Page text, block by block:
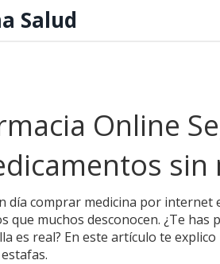
Salud
Online
sin
día comprar medicina por
que muchos desconocen. ¿Te
es real? En este artículo te